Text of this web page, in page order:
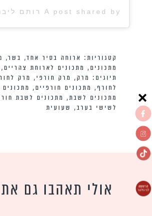
קטגוריות: ארוחה בסיר אחד, בשר,
מתכונים, מתכונים לארוחת צהריים,
תיוגים: מרק, מרק חורפי, מרק
לחורף, מתכונים חורפיים,
מתכונים לשבת, מתכונים לשבת
לשישי בערב, שעועית
אולי תאהבו גם